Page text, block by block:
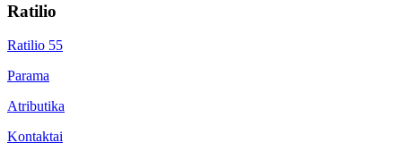
Ratilio
Ratilio 55
Parama
Atributika
Kontaktai